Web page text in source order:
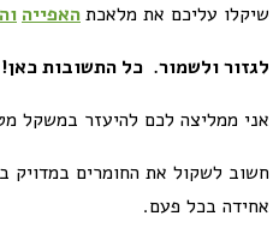
שיקלו עליכם את מלאכתהאפייה
לגזור ולשמור. כל התשובות כאן!
אני ממליצה לכם להיעזר במשקל
חשוב לשקול את החומרים במדויק
אחידה בכל פעם.